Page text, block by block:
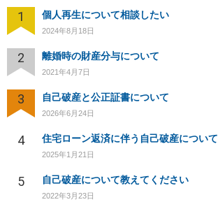
1 個人再生について相談したい
2024年8月18日
2 離婚時の財産分与について
2021年4月7日
3 自己破産と公正証書について
2026年6月24日
4 住宅ローン返済に伴う自己破産について
2025年1月21日
5 自己破産について教えてください
2022年3月23日